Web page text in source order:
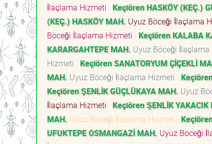
İlaçlama Hizmeti
Keçiören HASKÖY (KEÇ.)
(KEÇ.) HASKÖY MAH. Uyuz Böceği İlaçlama
Böceği İlaçlama Hizmeti
Keçiören KALABA
KARARGAHTEPE MAH. Uyuz Böceği İlaçlama
Hizmeti
Keçiören SANATORYUM ÇİÇEKLİ
MAH. Uyuz Böceği İlaçlama Hizmeti
Keçiören ŞENLİK GÜÇLÜKAYA MAH. Uyuz
İlaçlama Hizmeti
Keçiören ŞENLİK YAKACIK
MAH. Uyuz Böceği İlaçlama Hizmeti
UFUKTEPE OSMANGAZİ MAH. Uyuz Böceği